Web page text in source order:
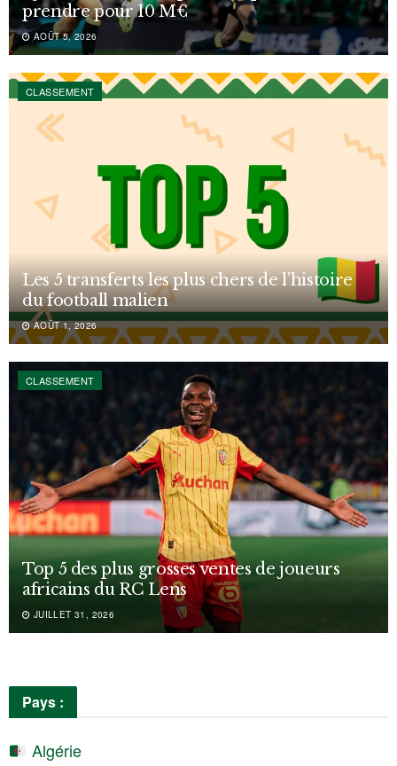
prendre pour 10 M€
AOÛT 5, 2026
CLASSEMENT
Les 5 transferts les plus chers de l’histoire
du football malien
AOÛT 1, 2026
CLASSEMENT
Top 5 des plus grosses ventes de joueurs
africains du RC Lens
JUILLET 31, 2026
Pays :
Algérie